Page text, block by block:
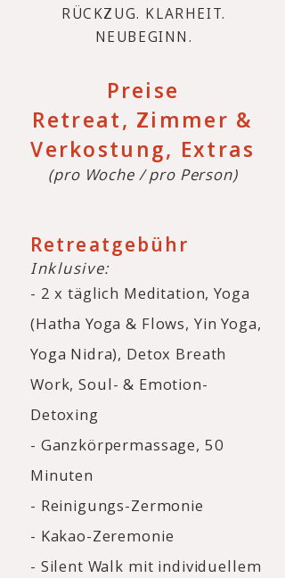
RÜCKZUG. KLARHEIT.
NEUBEGINN.
Preise
Retreat, Zimmer &
Verkostung, Extras
(pro Woche / pro Person)
Retreatgebühr
Inklusive:
- 2 x täglich Meditation, Yoga
(Hatha Yoga & Flows, Yin Yoga,
Yoga Nidra), Detox Breath
Work,Soul- & Emotion-
Detoxing
- Ganzkörpermassage, 50
Minuten
- Reinigungs-Zermonie
- Kakao-Zeremonie
- Silent Walk mit individuellem